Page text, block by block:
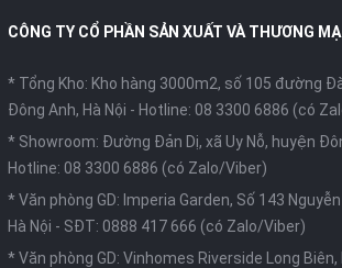
CÔNG TY CỔ PHẦN SẢN XUẤT VÀ THƯƠNG
* Tổng Kho: Kho hàng 3000m2, số 105 đường
Đông Anh, Hà Nội - Hotline: 08 3300 6886 (có
* Showroom: Đường Đản Dị, xã Uy Nỗ, huyện
Hotline: 08 3300 6886 (có Zalo/Viber)
* Văn phòng GD: Imperia Garden, Số 143
Hà Nội - SĐT: 0888 417 666 (có Zalo/Viber)
* Văn phòng GD: Vinhomes Riverside Long Biên,